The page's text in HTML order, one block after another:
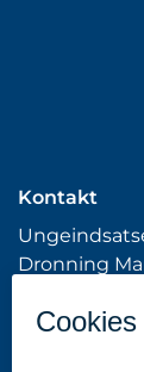
Kontakt
Dronning